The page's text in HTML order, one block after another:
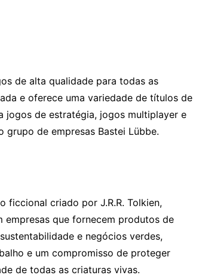
de alta qualidade para todas as
e oferece uma variedade de títulos de
jogos de estratégia, jogos multiplayer e
grupo de empresas Bastei Lübbe.
ficcional criado por J.R.R. Tolkien,
que fornecem produtos de
e negócios verdes,
e um compromisso de proteger
de todas as criaturas vivas.